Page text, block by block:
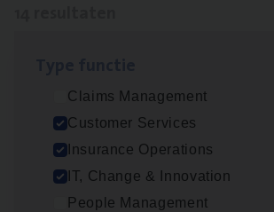
Claims Management
Customer Services
Insurance Operations
IT, Change & Innovation
People Management
Busi­ness Analyst
IT, Change & Innovation
Antwerpen